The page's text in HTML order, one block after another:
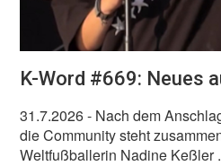
K-Word #669: Neues
31.7.2026- Nach dem
die Community steht
Weltfußballerin Nadine Keßler